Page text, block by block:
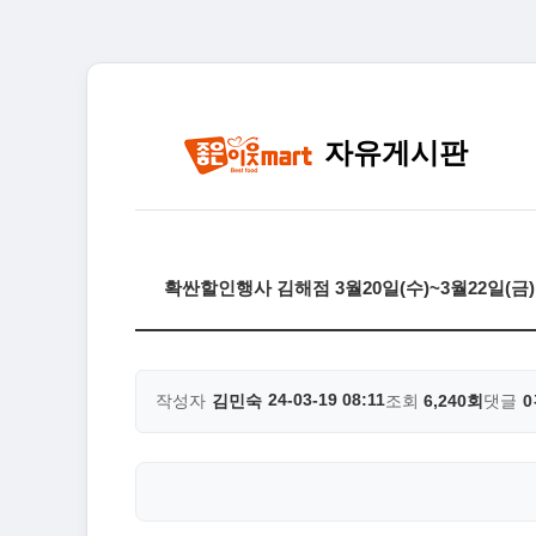
자유게시판
확싼할인행사 김해점 3월20일(수)~3월22일(
작성자 김민숙 24-03-19 08:11조회 6,240회 댓글 0